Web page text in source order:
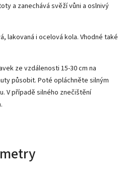
a zanechává svěží vůni a oslnivý
lakovaná i ocelová kola. Vhodné také
ze vzdálenosti 15-30 cm na
působit. Poté opláchněte silným
V případě silného znečištění